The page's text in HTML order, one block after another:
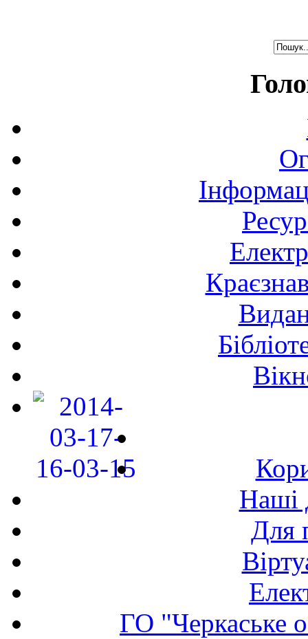
Наші
Для
ГО "Черкаське